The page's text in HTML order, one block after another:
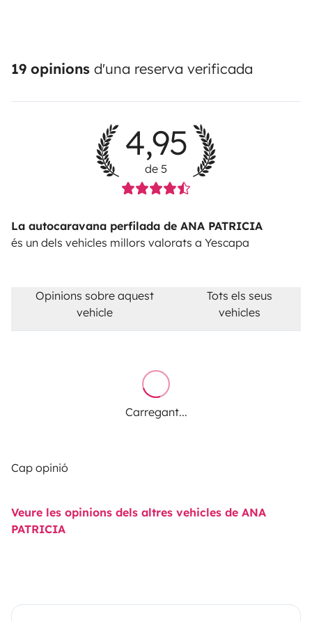
19 opinions d'una reserva verificada
4,95
de 5
La autocaravana perfilada de ANA PATRICIA
és un dels vehicles millors valorats a Yescapa
Opinions sobre aquest
vehicle
Tots els seus
vehicles
Carregant...
Cap opinió
Veure les opinions dels altres vehicles de ANA
PATRICIA